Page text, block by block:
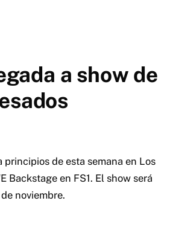
a show de
de esta semana en Los
Backstage en FS1. El show será
noviembre.